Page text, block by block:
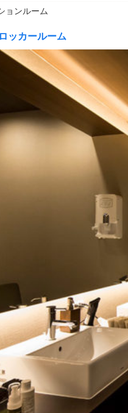
ョンルーム
ッカールーム